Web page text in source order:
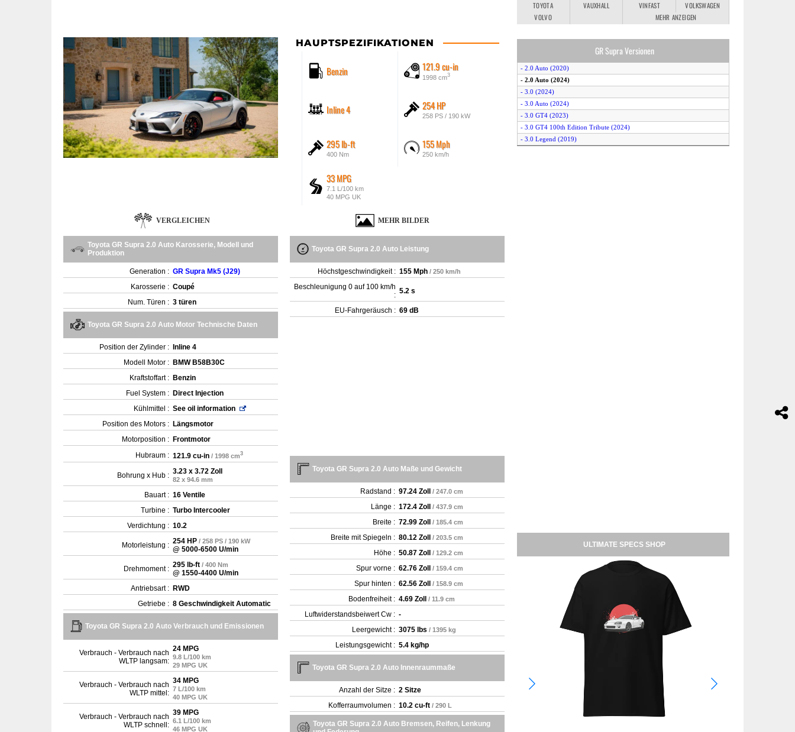
HAUPTSPEZIFIKATIONEN
Benzin 121.9 cu-in
1998 cm3
Inline 4 254 HP
258 PS / 190 kW
295 lb-ft
400 Nm
155 Mph
250 km/h
33 MPG
7.1 L/100 km
40 MPG UK
VERGLEICHEN MEHR BILDER
Toyota GR Supra 2.0 Auto Karosserie, Modell und
Produktion
Generation : GR Supra Mk5 (J29)
Karosserie : Coupé
Num. Türen : 3 türen
Toyota GR Supra 2.0 Auto Motor Technische Daten
Position der Zylinder :
Inline 4
Modell Motor : BMW B58B30C
Kraftstoffart : Benzin
Fuel System : Direct Injection
Kühlmittel : See oil information
Position des Motors : Längsmotor
Motorposition : Frontmotor
Hubraum : 121.9 cu-in / 1998 cm3
Bohrung x Hub : 3.23 x 3.72 Zoll
82 x 94.6 mm
Bauart : 16 Ventile
Turbine : Turbo Intercooler
Verdichtung : 10.2
Motorleistung : 254 HP / 258 PS / 190 kW
@ 5000-6500 U/min
Drehmoment : 295 lb-ft / 400 Nm
@ 1550-4400 U/min
Antriebsart : RWD
Getriebe : 8 Geschwindigkeit Automatic
Toyota GR Supra 2.0 Auto Verbrauch und Emissionen
Verbrauch - Verbrauch nach
WLTP langsam:
24 MPG
9.8 L/100 km
29 MPG UK
Verbrauch - Verbrauch nach
WLTP mittel:
34 MPG
7 L/100 km
40 MPG UK
Verbrauch - Verbrauch nach
WLTP schnell:
39 MPG
6.1 L/100 km
46 MPG UK
Toyota GR Supra 2.0 Auto Leistung
Höchstgeschwindigkeit : 155 Mph / 250 km/h
Beschleunigung 0 auf 100 km/h
: 5.2 s
EU-Fahrgeräusch : 69 dB
Toyota GR Supra 2.0 Auto Maße und Gewicht
Radstand : 97.24 Zoll / 247.0 cm
Länge : 172.4 Zoll / 437.9 cm
Breite : 72.99 Zoll / 185.4 cm
Breite mit Spiegeln : 80.12 Zoll / 203.5 cm
Höhe : 50.87 Zoll / 129.2 cm
Spur vorne : 62.76 Zoll / 159.4 cm
Spur hinten : 62.56 Zoll / 158.9 cm
Bodenfreiheit : 4.69 Zoll / 11.9 cm
Luftwiderstandsbeiwert Cw : -
Leergewicht‎ : 3075 lbs / 1395 kg
Leistungsgewicht : 5.4 kg/hp
Toyota GR Supra 2.0 Auto Innenraummaße
Anzahl der Sitze : 2 Sitze
Kofferraumvolumen : 10.2 cu-ft / 290 L
Toyota GR Supra 2.0 Auto Bremsen, Reifen, Lenkung
TOYOTA
VAUXHALL VINFAST
VOLKSWAGEN
VOLVO
MEHR ANZEIGEN
GR Supra Versionen
- 2.0 Auto (2020)
- 2.0 Auto (2024)
- 3.0 (2024)
- 3.0 Auto (2024)
- 3.0 GT4 (2023)
- 3.0 GT4 100th Edition Tribute (2024)
- 3.0 Legend (2019)
ULTIMATE SPECS SHOP